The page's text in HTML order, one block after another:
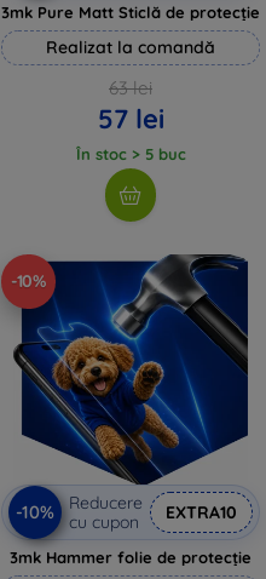
3mk Pure Matt Sticlă de protecție
Realizat la comandă
63 lei
57 lei
În stoc > 5 buc
-10%
-10%
Reducere
cu cupon
EXTRA10
3mk Hammer folie de protecție